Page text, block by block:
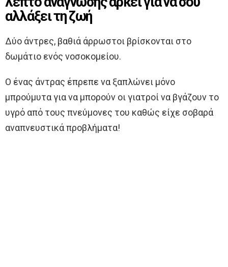
αλλάξει τη ζωή
Δύο άντρες, βαθιά άρρωστοι βρίσκονται στο
δωμάτιο ενός νοσοκομείου.
Ο ένας άντρας έπρεπε να ξαπλώνει μόνο
μπρούμυτα για να μπορούν οι γιατροί να βγάζουν το
υγρό από τους πνεύμονες του καθώς είχε σοβαρά
αναπνευστικά προβλήματα!